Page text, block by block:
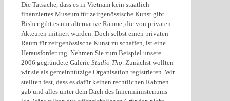
Die Tatsache, dass es in Vietnam kein staatlich
finanziertes Museum für zeitgenössische Kunst gibt.
Bisher gibt es nur alternative Räume, die von privaten
Akteuren initiiert wurden. Doch selbst einen privaten
Raum für zeitgenössische Kunst zu schaffen, ist eine
Herausforderung. Nehmen Sie zum Beispiel unsere
2006 gegründete Galerie Studio Thọ . Zunächst wollten
wir sie als gemeinnützige Organisation registrieren. Wir
stellten fest, dass es dafür keinen rechtlichen Rahmen
gab und alles unter dem Dach des Innenministeriums